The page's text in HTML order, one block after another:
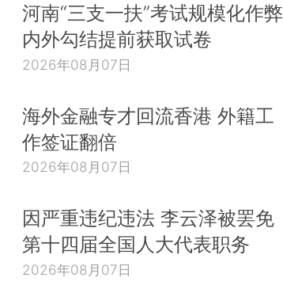
河南“三支一扶”考试规模化作弊
内外勾结提前获取试卷
2026年08月07日
海外金融专才回流香港 外籍工
作签证翻倍
2026年08月07日
因严重违纪违法 李云泽被罢免
第十四届全国人大代表职务
2026年08月07日